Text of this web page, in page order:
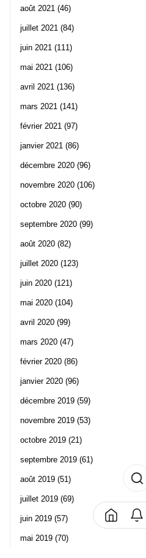
août 2021 (46)
juillet 2021 (84)
juin 2021 (111)
mai 2021 (106)
avril 2021 (136)
mars 2021 (141)
février 2021 (97)
janvier 2021 (86)
décembre 2020 (96)
novembre 2020 (106)
octobre 2020 (90)
septembre 2020 (99)
août 2020 (82)
juillet 2020 (123)
juin 2020 (121)
mai 2020 (104)
avril 2020 (99)
mars 2020 (47)
février 2020 (86)
janvier 2020 (96)
décembre 2019 (59)
novembre 2019 (53)
octobre 2019 (21)
septembre 2019 (61)
août 2019 (51)
juillet 2019 (69)
juin 2019 (57)
mai 2019 (70)